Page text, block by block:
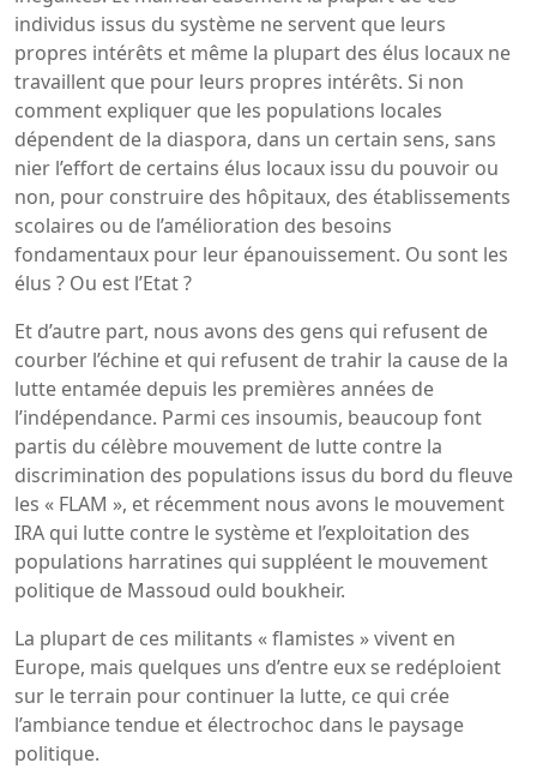
individus issus du système ne servent que leurs
propres intérêts et même la plupart des élus locaux ne
travaillent que pour leurs propres intérêts. Si non
comment expliquer que les populations locales
dépendent de la diaspora, dans un certain sens, sans
nier l’effort de certains élus locaux issu du pouvoir ou
non, pour construire des hôpitaux, des établissements
scolaires ou de l’amélioration des besoins
fondamentaux pour leur épanouissement. Ou sont les
élus ? Ou est l’Etat ?
Et d’autre part, nous avons des gens qui refusent de
courber l’échine et qui refusent de trahir la cause de la
lutte entamée depuis les premières années de
l’indépendance. Parmi ces insoumis, beaucoup font
partis du célèbre mouvement de lutte contre la
discrimination des populations issus du bord du fleuve
les « FLAM », et récemment nous avons le mouvement
IRA qui lutte contre le système et l’exploitation des
populations harratines qui suppléent le mouvement
politique de Massoud ould boukheir.
La plupart de ces militants « flamistes » vivent en
Europe, mais quelques uns d’entre eux se redéploient
sur le terrain pour continuer la lutte, ce qui crée
l’ambiance tendue et électrochoc dans le paysage
politique.